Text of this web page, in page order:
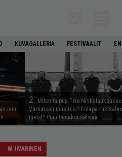
KUVAGALLERIA FESTIVAALIT
niin
2. Miten taipuu Trio
Vartiaisen musiikki? Entäpä
metal? Pian tämäkin selviää
W. IIVARINEN